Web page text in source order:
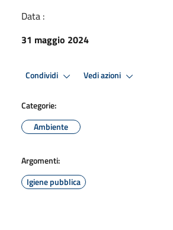
Data :
31 maggio 2024
Condividi Vedi azioni
Categorie:
Ambiente
Argomenti:
Igiene pubblica